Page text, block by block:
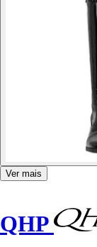
Ver mais
QHP